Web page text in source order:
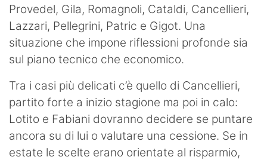
Provedel, Gila, Romagnoli, Cataldi, Cancellieri,
Lazzari, Pellegrini, Patric e Gigot. Una
situazione che impone riflessioni profonde sia
sul piano tecnico che economico.
Tra i casi più delicati c’è quello di Cancellieri,
partito forte a inizio stagione ma poi in calo:
Lotito e Fabiani dovranno decidere se puntare
ancora su di lui o valutare una cessione. Se in
estate le scelte erano orientate al risparmio,